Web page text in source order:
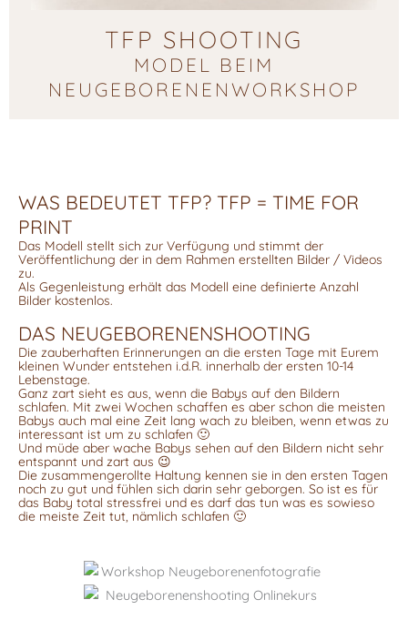
TFP SHOOTING
MODEL BEIM
NEUGEBORENENWORKSHOP
WAS BEDEUTET TFP? TFP = TIME FOR
PRINT
Das Modell stellt sich zur Verfügung und stimmt der
Veröffentlichung der in dem Rahmen erstellten Bilder / Videos
zu.
Als Gegenleistung erhält das Modell eine definierte Anzahl
Bilder kostenlos.
DAS NEUGEBORENENSHOOTING
Die zauberhaften Erinnerungen an die ersten Tage mit Eurem
kleinen Wunder entstehen i.d.R. innerhalb der ersten 10-14
Lebenstage.
Ganz zart sieht es aus, wenn die Babys auf den Bildern
schlafen. Mit zwei Wochen schaffen es aber schon die meisten
Babys auch mal eine Zeit lang wach zu bleiben, wenn etwas zu
interessant ist um zu schlafen 🙂
Und müde aber wache Babys sehen auf den Bildern nicht sehr
entspannt und zart aus 😉
Die zusammengerollte Haltung kennen sie in den ersten Tagen
noch zu gut und fühlen sich darin sehr geborgen. So ist es für
das Baby total stressfrei und es darf das tun was es sowieso
die meiste Zeit tut, nämlich schlafen 🙂